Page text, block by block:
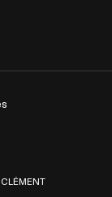
CLÉMENT